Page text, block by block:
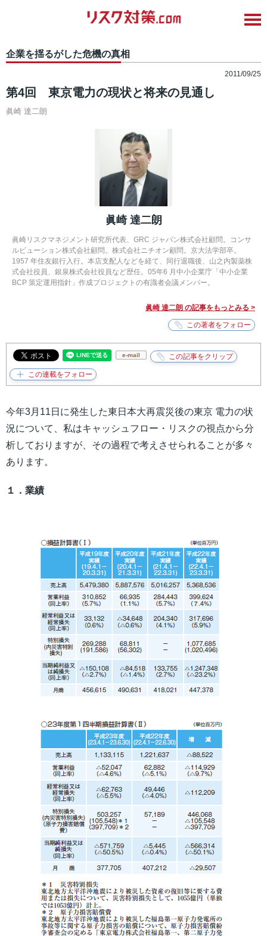
企業を揺るがした危機の真相
2011/09/25
第4回 東京電力の現状と将来の見通し
眞崎 達二朗
眞崎 達二朗
眞崎リスクマネジメント研究所代表、GRC ジャパン株式会社顧問。コンサ
ルビューション株式会社顧問。株式会社ニチオン顧問。京大法学部卒。
1957 年住友銀行入行。本店支配人などを経て、同行退職後、山之内製薬株
式会社役員、銀泉株式会社役員など歴任。05年6 月中小企業庁「中小企業
BCP 策定運用指針」作成プロジェクトの有識者会議メンバー。
眞崎 達二朗 の記事をもっとみる >
e-mail
今年3月11日に発生した東日本大再震災後の東京 電力の状
況について、私はキャッシュフロー・リスクの視点から分
析しておりますが、その過程で考えさせられることが多々
あります。
１．業績